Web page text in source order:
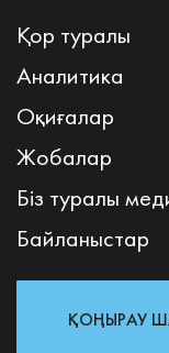
Қор туралы
Аналитика
Оқиғалар
Жобалар
Біз туралы
Байланыстар
ҚОҢЫРАУ